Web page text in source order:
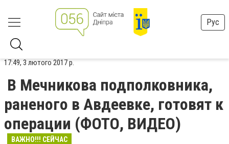
Рус
17:49, 3 лютого 2017 р.
В Мечникова подполковника,
раненого в Авдеевке, готовят к
операции (ФОТО, ВИДЕО)
ВАЖНО!!! СЕЙЧАС